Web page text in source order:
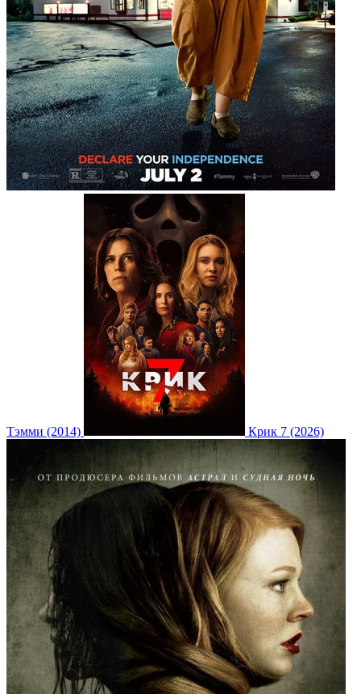
Тэмми (2014) Крик 7 (2026)